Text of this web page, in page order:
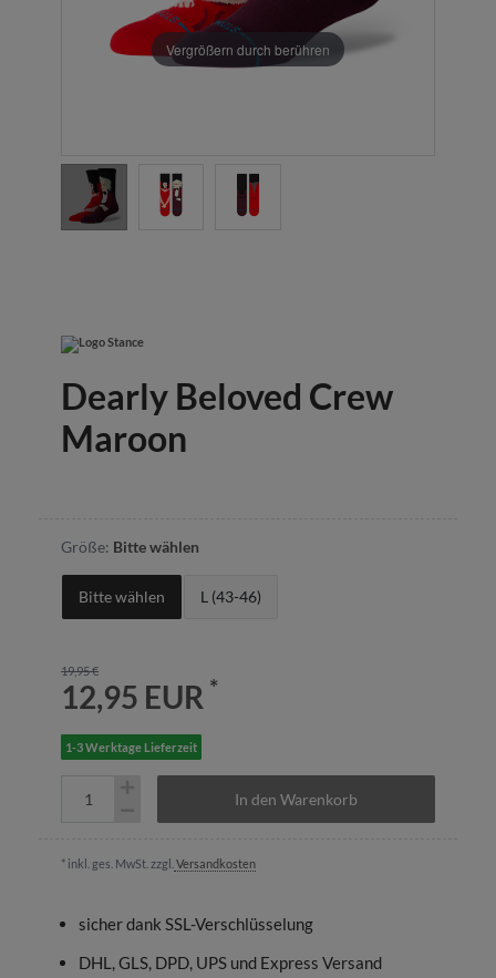
Vergrößern durch berühren
Dearly Beloved Crew
Maroon
Größe: Bitte wählen
Bitte wählen L (43-46)
19,95 €
12,95 EUR *
1-3 Werktage Lieferzeit
In den Warenkorb
* inkl. ges. MwSt. zzgl. Versandkosten
sicher dank SSL-Verschlüsselung
DHL, GLS, DPD, UPS und Express Versand